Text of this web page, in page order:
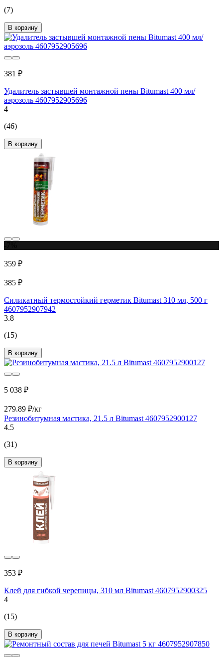
(7)
В корзину
381 ₽
Удалитель застывшей монтажной пены Bitumast 400 мл/
аэрозоль 4607952905696
4
(46)
В корзину
359 ₽
385 ₽
Силикатный термостойкий герметик Bitumast 310 мл, 500 г
4607952907942
3.8
(15)
В корзину
5 038 ₽
279.89 ₽/кг
Резинобитумная мастика, 21.5 л Bitumast 4607952900127
4.5
(31)
В корзину
353 ₽
Клей для гибкой черепицы, 310 мл Bitumast 4607952900325
4
(15)
В корзину